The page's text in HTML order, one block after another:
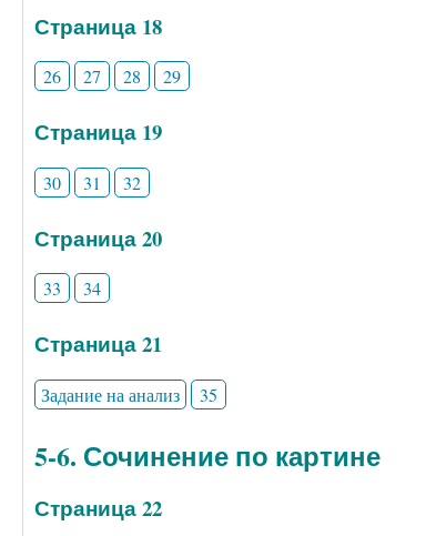
Страница 18
26 27 28 29
Страница 19
30 31 32
Страница 20
33 34
Страница 21
Задание на анализ 35
5-6. Сочинение по картине
Страница 22